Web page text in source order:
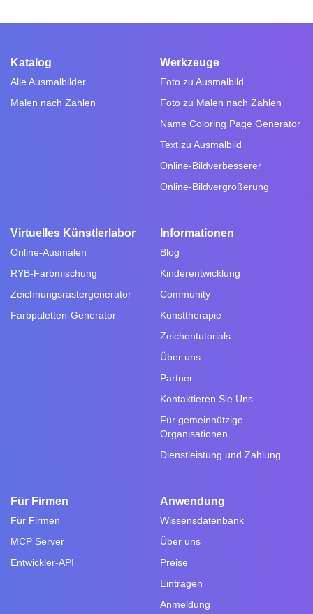
Katalog
Alle Ausmalbilder
Malen nach Zahlen
Werkzeuge
Foto zu Ausmalbild
Foto zu Malen nach Zahlen
Name Coloring Page Generator
Text zu Ausmalbild
Online-Bildverbesserer
Online-Bildvergrößerung
Virtuelles Künstlerlabor
Online-Ausmalen
RYB-Farbmischung
Zeichnungsrastergenerator
Farbpaletten-Generator
Informationen
Blog
Kinderentwicklung
Community
Kunsttherapie
Zeichentutorials
Über uns
Partner
Kontaktieren Sie Uns
Für gemeinnützige
Organisationen
Dienstleistung und Zahlung
Für Firmen
Für Firmen
MCP Server
Entwickler-API
Anwendung
Wissensdatenbank
Über uns
Preise
Eintragen
Anmeldung